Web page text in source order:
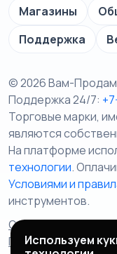
Магазины
Поддержка
© 2026 Вам-
Поддержка 24/7:
Торговые марки,
являются
На платформе
технологии.
Условиями и
инструментов.
Отказ от
Политика
Используем